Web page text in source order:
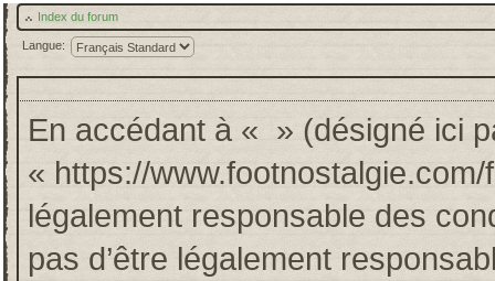
Index du forum
Langue:
En accédant à « » (désigné ici
« https://
légalement responsable des
pas d’être légalement